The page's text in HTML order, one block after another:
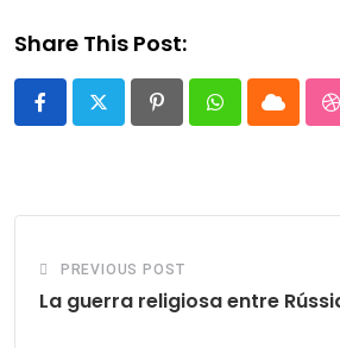
Share This Post:
PinterestWhatsappCloud
PREVIOUS POST
La guerra religiosa entre